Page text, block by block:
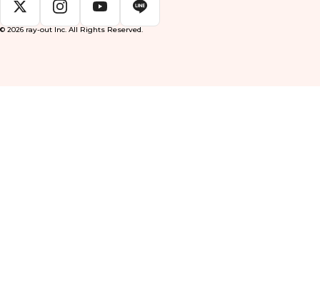
© 2026 ray-out Inc. All Rights Reserved.